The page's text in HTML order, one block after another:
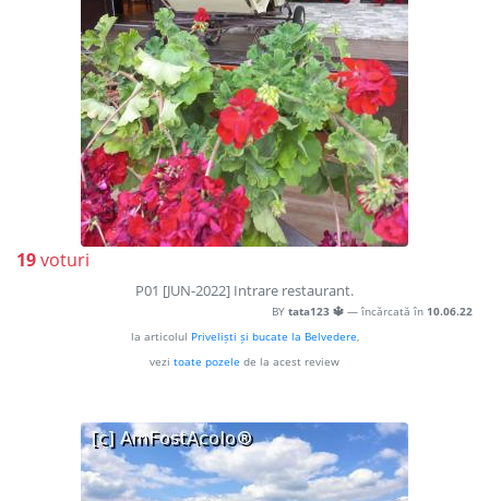
19voturi
P01 [JUN-2022] Intrare restaurant.
BY tata123 🔱 — încărcată în 10.06.22
la articolul Priveliști și bucate la Belvedere,
vezi toate pozele de la acest review